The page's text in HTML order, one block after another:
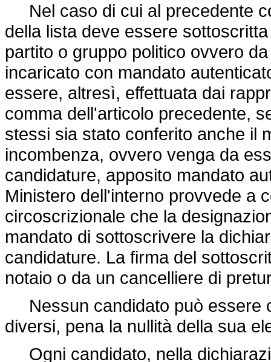
Nel caso di cui al precedente
della lista deve essere
partito o gruppo politico ovvero
incaricato con mandato
essere, altresì, effettuata dai
comma dell'articolo precedente,
stessi sia stato conferito anche il
incombenza, ovvero venga da
candidature, apposito mandato
Ministero dell'interno provvede a
circoscrizionale che la
mandato di sottoscrivere la
candidature. La firma del
notaio o da un cancelliere di
Nessun candidato può essere
diversi, pena la nullità della sua
Ogni candidato, nella